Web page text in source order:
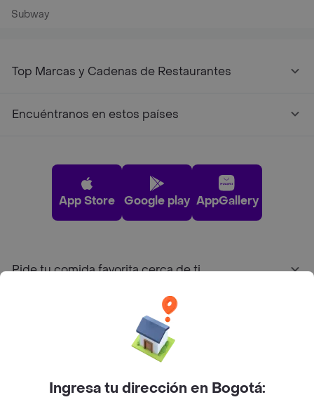
Subway
Top Marcas y Cadenas de Restaurantes
Encuéntranos en estos países
App Store Google play AppGallery
Pide tu comida favorita cerca de ti
Sobre Rappi
Ingresa tu dirección en Bogotá: